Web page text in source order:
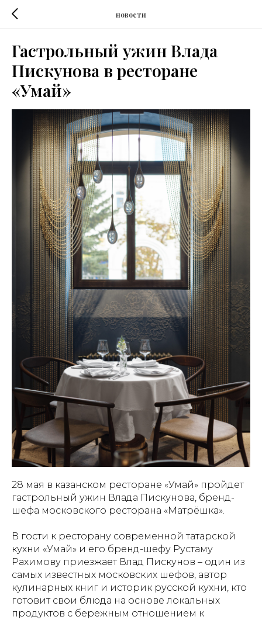
новости
Гастрольный ужин Влада
Пискунова в ресторане
«Умай»
28 мая в казанском ресторане «Умай» пройдет
гастрольный ужин Влада Пискунова, бренд-
шефа московского ресторана «Матрёшка».
В гости к ресторану современной татарской
кухни «Умай» и его бренд-шефу Рустаму
Рахимову приезжает Влад Пискунов – один из
самых известных московских шефов, автор
кулинарных книг и историк русской кухни, кто
готовит свои блюда на основе локальных
продуктов с бережным отношением к